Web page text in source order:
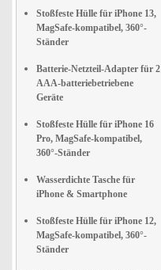
Stoßfeste Hülle für iPhone 13,
MagSafe-kompatibel, 360°-
Ständer
Batterie-Netzteil-Adapter für 2
AAA-batteriebetriebene
Geräte
Stoßfeste Hülle für iPhone 16
Pro, MagSafe-kompatibel,
360°-Ständer
Wasserdichte Tasche für
iPhone & Smartphone
Stoßfeste Hülle für iPhone 12,
MagSafe-kompatibel, 360°-
Ständer